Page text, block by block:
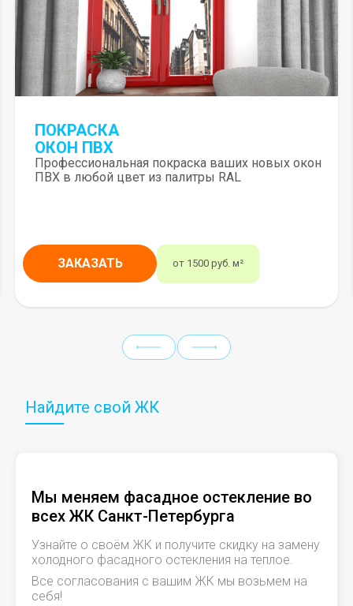
ПОКРАСКА
ОКОН ПВХ
Профессиональная покраска ваших новых окон
ПВХ в любой цвет из палитры RAL
ЗАКАЗАТЬ от 1500 руб. м²
Найдите свой ЖК
Мы меняем фасадное остекление во
всех ЖК Санкт-Петербурга
Узнайте о своём ЖК и получите скидку на замену
холодного фасадного остекления на теплое.
Все согласования с вашим ЖК мы возьмем на
себя!